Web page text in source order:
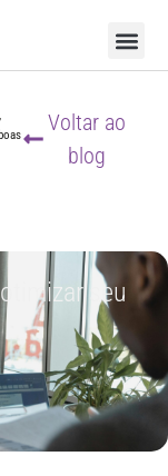
Voltar ao
blog
seu